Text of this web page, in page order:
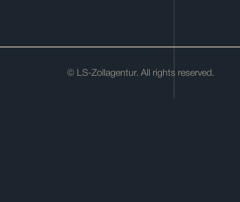
© LS-Zollagentur. All rights reserved.